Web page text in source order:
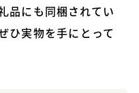
品にも同梱されてい
ひ実物を手にとって